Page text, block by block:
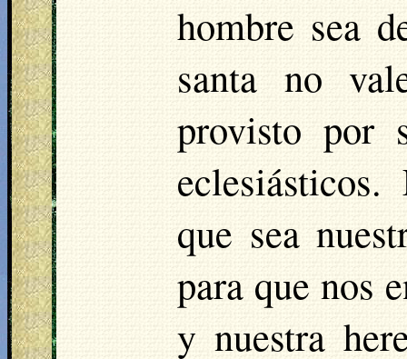
hombre sea
santa no
provisto por
que sea
para que nos
y nuestra